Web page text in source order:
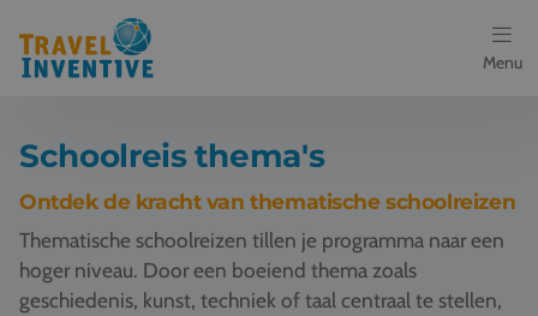
Menu
Bestemmingen
Schoolreis thema's
Voor docenten
Over ons
Schoolreis thema's
Ontdek de kracht van thematische schoolreizen
Thematische schoolreizen tillen je programma naar een
hoger niveau. Door een boeiend thema zoals
geschiedenis, kunst, techniek of taal centraal te stellen,